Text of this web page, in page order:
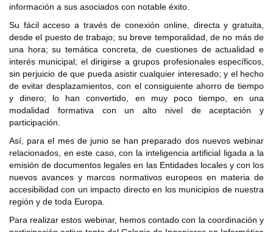
información a sus asociados con notable éxito.
Su fácil acceso a través de conexión online, directa y gratuita,
desde el puesto de trabajo; su breve temporalidad, de no más de
una hora; su temática concreta, de cuestiones de actualidad e
interés municipal; el dirigirse a grupos profesionales específicos,
sin perjuicio de que pueda asistir cualquier interesado; y el hecho
de evitar desplazamientos, con el consiguiente ahorro de tiempo
y dinero; lo han convertido, en muy poco tiempo, en una
modalidad formativa con un alto nivel de aceptación y
participación.
Así, para el mes de junio se han preparado dos nuevos webinar
relacionados, en este caso, con la inteligencia artificial ligada a la
emisión de documentos legales en las Entidades locales y con los
nuevos avances y marcos normativos europeos en materia de
accesibilidad con un impacto directo en los municipios de nuestra
región y de toda Europa.
Para realizar estos webinar, hemos contado con la coordinación y